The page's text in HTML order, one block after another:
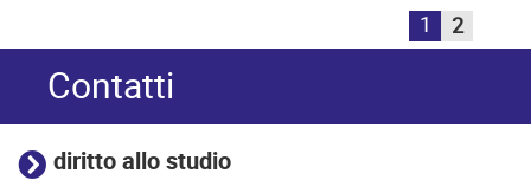
1 2
Contatti
diritto allo studio